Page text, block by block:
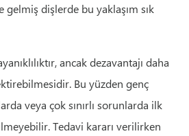
gelmiş dişlerde bu yaklaşım sık
ancak dezavantajı daha
Bu yüzden genç
veya çok sınırlı sorunlarda ilk
Tedavi kararı verilirken